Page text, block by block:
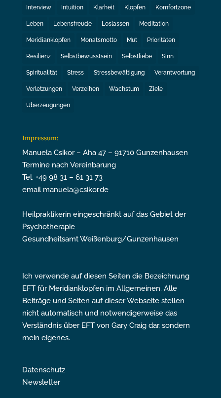
Interview Intuition Klarheit Klopfen Komfortzone
Leben Lebensfreude Loslassen Meditation
Meridianklopfen Monatsmotto Mut Prioritäten
Resilienz Selbstbewusstsein Selbstliebe Sinn
Spiritualität Stress Stressbewältigung Verantwortung
Verletzungen Verzeihen Wachstum Ziele
Überzeugungen
Impressum:
Manuela Csikor – Aha 47 – 91710 Gunzenhausen
Termine nach Vereinbarung
Tel. +49 98 31 – 61 31 73
email manuela@csikor.de
Heilpraktikerin eingeschränkt auf das Gebiet der
Psychotherapie
Gesundheitsamt Weißenburg/Gunzenhausen
Ich verwende auf diesen Seiten die Bezeichnung
EFT für Meridianklopfen im Allgemeinen. Alle
Beiträge und Seiten auf dieser Webseite stellen
nicht automatisch und notwendigerweise das
Verständnis über EFT von Gary Craig dar, sondern
mein eigenes.
Datenschutz
Newsletter